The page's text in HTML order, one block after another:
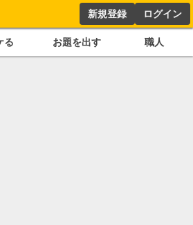
新規登録 ログイン
る お題を出す 職人